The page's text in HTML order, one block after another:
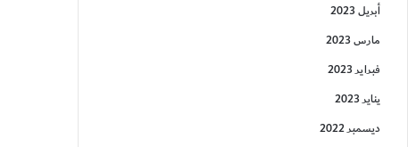
أبريل 2023
مارس 2023
فبراير 2023
يناير 2023
ديسمبر 2022